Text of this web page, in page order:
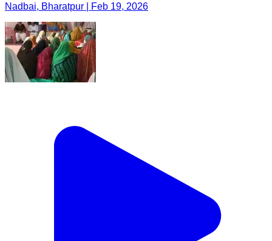
Nadbai, Bharatpur | Feb 19, 2026